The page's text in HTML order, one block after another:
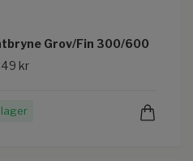
Grov/Fin 300/600
kr
lager